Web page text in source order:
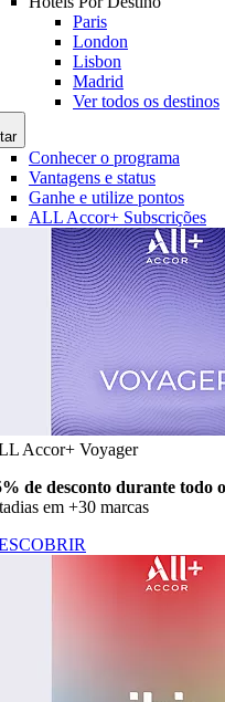
Paris
London
Lisbon
Madrid
Ver todos os destinos
Conhecer o programa
Vantagens e status
Ganhe e utilize pontos
ALL Accor+ Subscrições
Accor+ Voyager
de desconto durante todo
em +30 marcas